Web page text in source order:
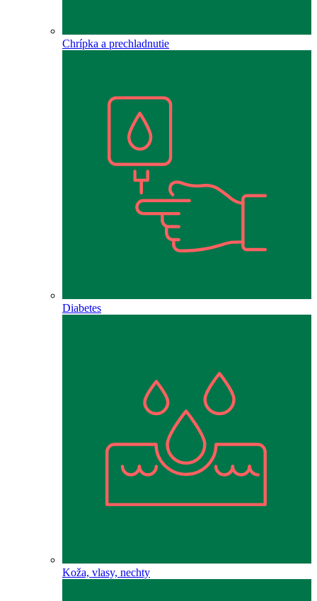
Chrípka a prechladnutie
Diabetes
Koža, vlasy, nechty